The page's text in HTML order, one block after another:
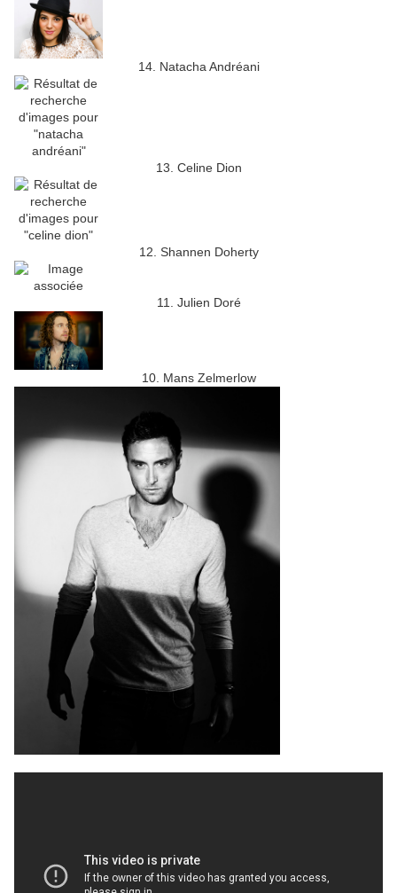
14. Natacha Andréani
13. Celine Dion
12. Shannen Doherty
11. Julien Doré
10. Mans Zelmerlow